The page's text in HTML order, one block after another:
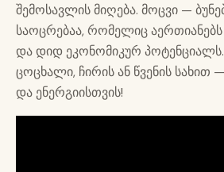
შემოსავლის მიღება. მოცვი —
საოცრებაა, რომელიც
და დიდ ეკონომიკურ
ცოცხალი, ჩირის ან წვენის სახით
და ენერგიისთვის!